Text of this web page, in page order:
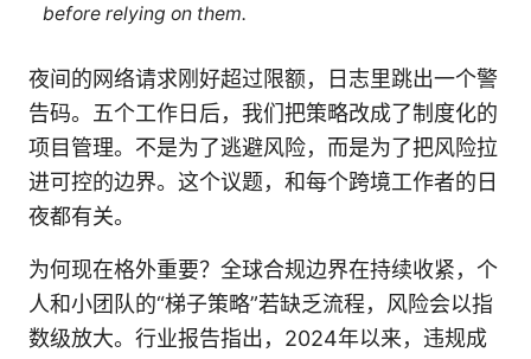
before relying on them.
夜间的网络请求刚好超过限额，日志里跳出一个警
告码。五个工作日后，我们把策略改成了制度化的
项目管理。不是为了逃避风险，而是为了把风险拉
进可控的边界。这个议题，和每个跨境工作者的日
夜都有关。
为何现在格外重要？全球合规边界在持续收紧，个
人和小团队的“梯子策略”若缺乏流程，风险会以指
数级放大。行业报告指出，2024年以来，违规成